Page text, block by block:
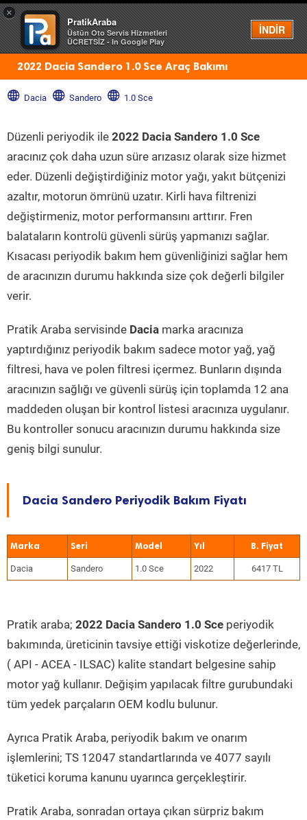
×
PratikAraba
Üstün Oto Servis Hizmetleri
ÜCRETSİZ - In Google Play
İNDİR
Menü
2022 Dacia Sandero 1.0 Sce Araç Bakımı
Dacia Sandero 1.0 Sce
Düzenli periyodik ile 2022 Dacia Sandero 1.0 Sce
aracınız çok daha uzun süre arızasız olarak size hizmet
eder. Düzenli değiştirdiğiniz motor yağı, yakıt bütçenizi
azaltır, motorun ömrünü uzatır. Kirli hava filtrenizi
değiştirmeniz, motor performansını arttırır. Fren
balataların kontrolü güvenli sürüş yapmanızı sağlar.
Kısacası periyodik bakım hem güvenliğinizi sağlar hem
de aracınızın durumu hakkında size çok değerli bilgiler
verir.
Pratik Araba servisinde Dacia marka aracınıza
yaptırdığınız periyodik bakım sadece motor yağ, yağ
filtresi, hava ve polen filtresi içermez. Bunların dışında
aracınızın sağlığı ve güvenli sürüş için toplamda 12 ana
maddeden oluşan bir kontrol listesi aracınıza uygulanır.
Bu kontroller sonucu aracınızın durumu hakkında size
geniş bilgi sunulur.
Dacia Sandero Periyodik Bakım Fiyatı
Marka Seri Model Yıl
Dacia Sandero 1.0 Sce 2022 6417 TL
Pratik araba; 2022 Dacia Sandero 1.0 Sce periyodik
bakımında, üreticinin tavsiye ettiği viskotize değerlerinde,
( API - ACEA - ILSAC) kalite standart belgesine sahip
motor yağ kullanır. Değişim yapılacak filtre gurubundaki
tüm yedek parçaların OEM kodlu bulunur.
Ayrıca Pratik Araba, periyodik bakım ve onarım
işlemlerini; TS 12047 standartlarında ve 4077 sayılı
tüketici koruma kanunu uyarınca gerçekleştirir.
Pratik Araba, sonradan ortaya çıkan sürpriz bakım